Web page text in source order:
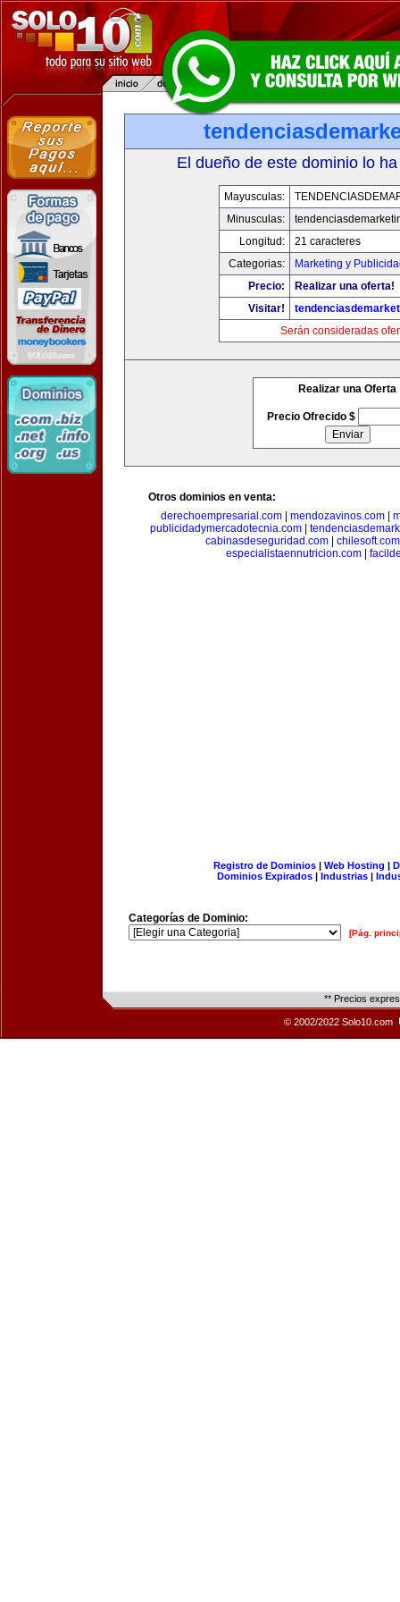
El dueño de este dominio lo
Mayusculas:
Minusculas:
Longitud:
21 caracteres
Categorias:
Marketing y
Precio:
Realizar una oferta!
Visitar!
Serán consideradas
Realizar una Oferta
Precio Ofrecido $
Otros dominios en venta:
derechoempresarial.com
mendozavinos.com
publicidadymercadotecnia.com|
cabinasdeseguridad.com| chilesoft.com
especialistaennutricion.com|
Registro de Dominios| Web Hosting |
Dominios Expirados | Industrias |
Categorías de Dominio:
[Pág.
** Precios
© 2002/2022 Solo10.com